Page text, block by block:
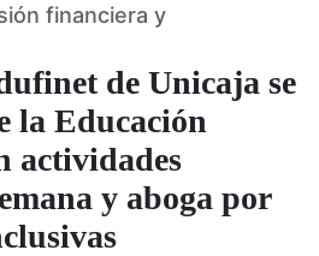
de Unicaja se
la Educación
actividades
y aboga por
financiera y